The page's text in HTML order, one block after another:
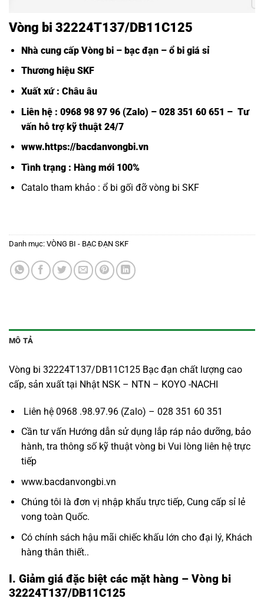
Vòng bi 32224T137/DB11C125
Nhà cung cấp Vòng bi – bạc đạn – ổ bi giá sỉ
Thương hiệu SKF
Xuất xứ : Châu âu
Liên hệ : 0968 98 97 96 (Zalo) – 028 351 60 651 – Tư
vấn hỗ trợ kỹ thuật 24/7
www.https://bacdanvongbi.vn
Tình trạng : Hàng mới 100%
Catalo tham khảo : ổ bi gối đỡ vòng bi SKF
Danh mục: VÒNG BI - BẠC ĐẠN SKF
MÔ TẢ
Vòng bi 32224T137/DB11C125 Bạc đạn chất lượng cao
cấp, sản xuất tại Nhật NSK – NTN – KOYO -NACHI
Liên hệ 0968 .98.97.96 (Zalo) – 028 351 60 351
Cần tư vấn Hướng dẫn sử dụng lắp ráp nảo dưỡng, bảo
hành, tra thông số kỹ thuật vòng bi Vui lòng liên hệ trực
tiếp
www.bacdanvongbi.vn
Chúng tôi là đơn vị nhập khẩu trực tiếp, Cung cấp sỉ lẻ
vong toàn Quốc.
Có chính sách hậu mãi chiếc khấu lớn cho đại lý, Khách
hàng thân thiết..
I. Giảm giá đặc biệt các mặt hàng – Vòng bi
32224T137/DB11C125